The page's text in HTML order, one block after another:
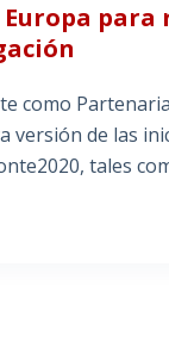
para
como
versión de las
tales